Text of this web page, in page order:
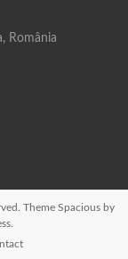
România
Theme Spaciousby